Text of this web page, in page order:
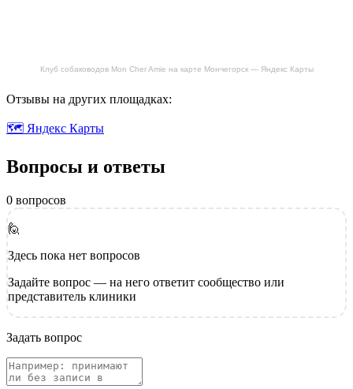
Клуб собаководов Mon Cher Amie на карте Мончегорск — Яндекс Карты
Отзывы на других площадках:
🗺 Яндекс Карты
Вопросы и ответы
0 вопросов
🙋
Здесь пока нет вопросов
Задайте вопрос — на него ответит сообщество или
представитель клиники
Задать вопрос